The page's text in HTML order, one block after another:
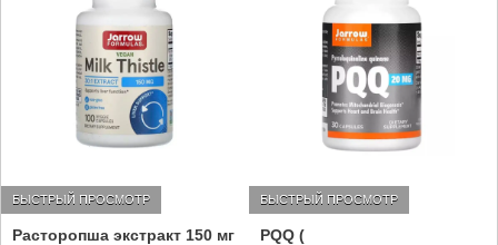
Расторопша экстракт 150 мг
БЫСТРЫЙ ПРОСМОТР
PQQ (
БЫСТРЫЙ ПРОСМОТР